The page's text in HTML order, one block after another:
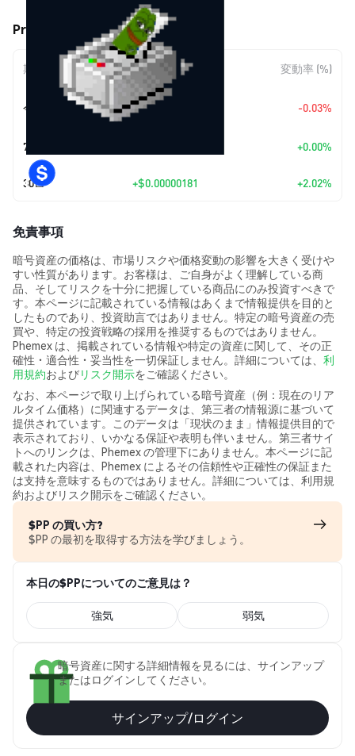
Print The Pepe ($PP) の価格変動
期間 金額変動 変動率 (%)
今日 +$0.0 -0.03%
7日 +0.00%
30日 +$0.00000181 +2.02%
免責事項
暗号資産の価格は、市場リスクや価格変動の影響を大きく受けや
すい性質があります。お客様は、ご自身がよく理解している商
品、そしてリスクを十分に把握している商品にのみ投資すべきで
す。本ページに記載されている情報はあくまで情報提供を目的と
したものであり、投資助言ではありません。特定の暗号資産の売
買や、特定の投資戦略の採用を推奨するものではありません。
Phemex は、掲載されている情報や特定の資産に関して、その正
確性・適合性・妥当性を一切保証しません。詳細については、 利
用規約およびリスク開示をご確認ください。
なお、本ページで取り上げられている暗号資産（例：現在のリア
ルタイム価格）に関連するデータは、第三者の情報源に基づいて
提供されています。このデータは「現状のまま」情報提供目的で
表示されており、いかなる保証や表明も伴いません。第三者サイ
トへのリンクは、Phemex の管理下にありません。本ページに記
載された内容は、Phemex によるその信頼性や正確性の保証また
は支持を意味するものではありません。詳細については、利用規
約およびリスク開示をご確認ください。
$PP の買い方?
$PP の最初を取得する方法を学びましょう。
本日の$PPについてのご意見は？
強気 弱気
暗号資産に関する詳細情報を見るには、サインアップ
またはログインしてください。
サインアップ/ログイン